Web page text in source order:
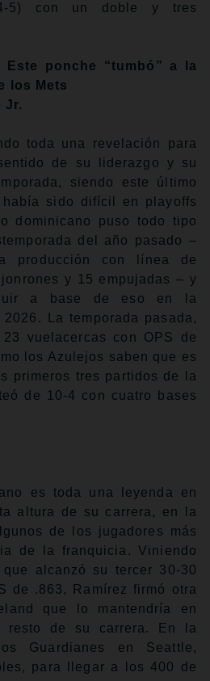
5) con un doble y tres
Este ponche “tumbó” a la
los Mets
Jr.
toda una revelación para
de su liderazgo y su
siendo este último
sido difícil en playoffs
dominicano puso todo tipo
del año pasado –
producción con línea de
y 15 empujadas – y
a base de eso en la
La temporada pasada,
vuelacercas con OPS de
los Azulejos saben que es
primeros tres partidos de la
de 10-4 con cuatro bases
es toda una leyenda en
altura de su carrera, en la
de los jugadores más
de la franquicia. Viniendo
alcanzó su tercer 30-30
de .863, Ramírez firmó otra
que lo mantendría en
resto de su carrera. En la
Guardianes en Seattle,
para llegar a los 400 de